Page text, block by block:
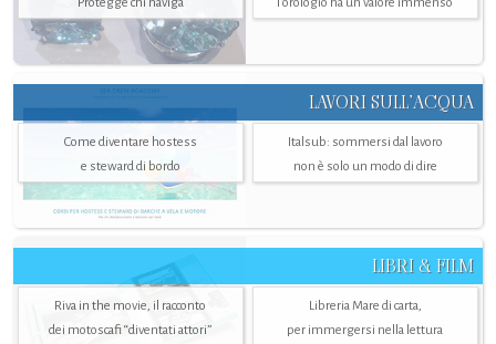
LAVORI SULL’ACQUA
Come diventare hostess
e steward di bordo
Italsub: sommersi dal lavoro
non è solo un modo di dire
LIBRI & FILM
Riva in the movie, il racconto
dei motoscafi “diventati attori”
Libreria Mare di carta,
per immergersi nella lettura